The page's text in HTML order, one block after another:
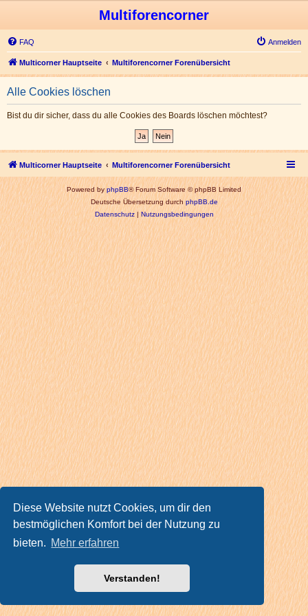
Diese Website nutzt Cookies, um dir den
bestmöglichen Komfort bei der Nutzung zu
bieten. Mehr erfahren
Verstanden!
Multiforencorner
FAQ Anmelden
Multicorner Hauptseite Multiforencorner Forenübersicht
Alle Cookies löschen
Bist du dir sicher, dass du alle Cookies des Boards löschen möchtest?
Multicorner Hauptseite Multiforencorner Forenübersicht
Powered byphpBB® Forum Software © phpBB Limited
Deutsche Übersetzung durchphpBB.de
Datenschutz|Nutzungsbedingungen